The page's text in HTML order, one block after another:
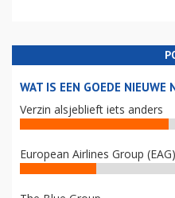
WAT IS EEN GOEDE NIEUWE
Verzin alsjeblieft iets anders
European Airlines Group (EAG)